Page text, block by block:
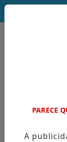
PARECE
A